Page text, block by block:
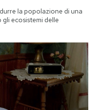
la popolazione di una
ecosistemi delle